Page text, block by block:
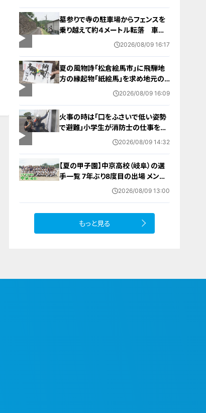
墓参りで寺の駐車場からフェンスを
乗り越えて約４メートル転落 車に
乗っていた家族３人けが 岐阜・山
2026/08/09 16:17
夏の風物詩「松倉絵馬市」に飛騨地
方の縁起物「紙絵馬」を求め地元の
人や観光客が訪れる 幸せが駆け込
2026/08/09 16:09
火事の時は「口をふさいで低い姿勢
で避難」小学生が消防士の仕事を体
2026/08/09 14:32
【夏の甲子園】中京高校（岐阜）の選
手一覧 7年ぶり8度目の出場 メンバ
ー・出身中学・特徴は？高校野球
2026/08/09 13:00
もっと見る